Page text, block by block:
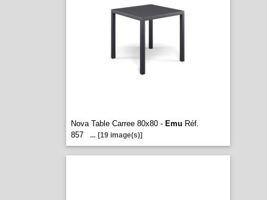
Nova Table Carree 80x80 - Emu Réf.
857
... [19 image(s)]